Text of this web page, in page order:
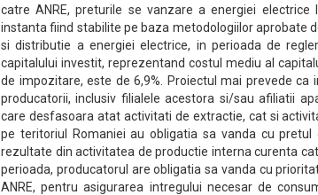
catre ANRE, preturile se vanzare a energiei
instanta fiind stabilite pe baza metodologiilor aprobate
si distributie a energiei electrice, in perioada de
capitalului investit, reprezentand costul mediu al
de impozitare, este de 6,9%. Proiectul mai prevede
producatorii, inclusiv filialele acestora si/sau afiliatii
care desfasoara atat activitati de extractie, cat si
pe teritoriul Romaniei au obligatia sa vanda cu
rezultate din activitatea de productie interna curenta
perioada, producatorul are obligatia sa vanda cu
ANRE, pentru asigurarea intregului necesar de